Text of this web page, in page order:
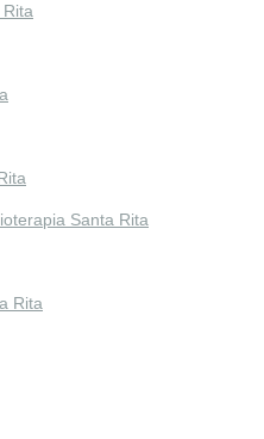
Santa Rita
Rita